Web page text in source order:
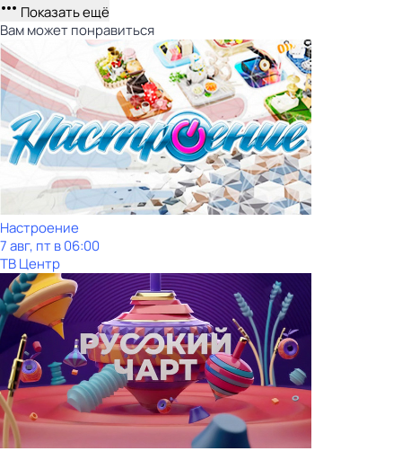
Показать ещё
Вам может понравиться
Настроение
7 авг, пт в 06:00
ТВ Центр